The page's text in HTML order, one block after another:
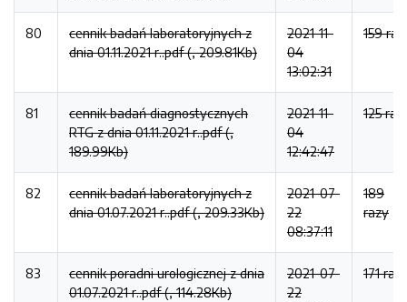
80
cennik badań laboratoryjnych z
dnia 01.11.2021 r..pdf (, 209.81Kb)
2021-11-
04
13:02:31
159
81
cennik badań diagnostycznych
RTG z dnia 01.11.2021 r..pdf (,
189.99Kb)
2021-11-
04
12:42:47
125
82
cennik badań laboratoryjnych z
dnia 01.07.2021 r..pdf (, 209.33Kb)
2021-07-
22
08:37:11
189
razy
83
cennik poradni urologicznej z dnia
01.07.2021 r..pdf (, 114.28Kb)
2021-07-
22
171